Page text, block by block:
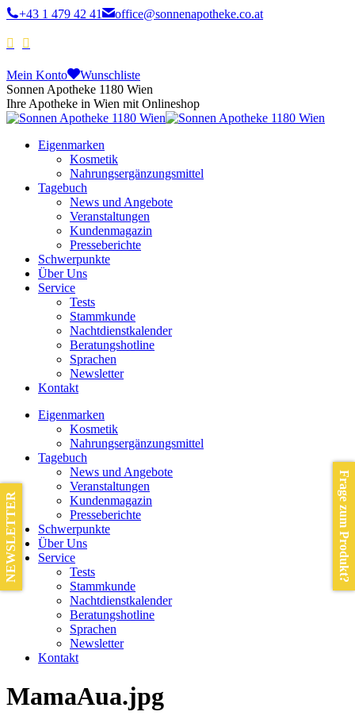
+43 1 479 42 41 office@sonnenapotheke.co.at
Mein Konto
Wunschliste
Sonnen Apotheke 1180 Wien
Ihre Apotheke in Wien mit Onlineshop
Eigenmarken
Kosmetik
Nahrungsergänzungsmittel
Tagebuch
News und Angebote
Veranstaltungen
Kundenmagazin
Presseberichte
Schwerpunkte
Über Uns
Service
Tests
Stammkunde
Nachtdienstkalender
Beratungshotline
Sprachen
Newsletter
Kontakt
Eigenmarken
Kosmetik
Nahrungsergänzungsmittel
Tagebuch
News und Angebote
Veranstaltungen
Kundenmagazin
Presseberichte
Schwerpunkte
Über Uns
Service
Tests
Stammkunde
Nachtdienstkalender
Beratungshotline
Sprachen
Newsletter
Kontakt
MamaAua.jpg
Frage zum Produkt?
NEWSLETTER